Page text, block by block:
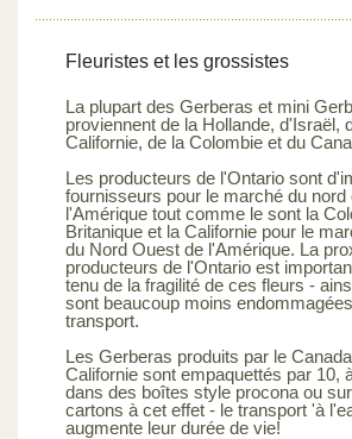
Fleuristes et les grossistes
La plupart des Gerberas et mini
proviennent de la Hollande, d'Israël,
Californie, de la Colombie et du
Les producteurs de l'Ontario sont
fournisseurs pour le marché du nord
l'Amérique tout comme le sont la
Britanique et la Californie pour le
du Nord Ouest de l'Amérique. La
producteurs de l'Ontario est
tenu de la fragilité de ces fleurs -
sont beaucoup moins
transport.
Les Gerberas produits par le
Californie sont empaquettés par 10,
dans des boîtes style procona ou
cartons à cet effet - le transport 'à
augmente leur durée de vie!